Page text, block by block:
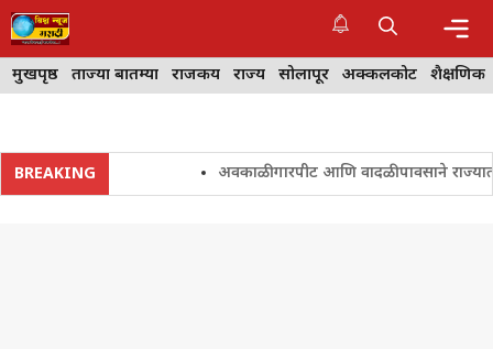
Skip
to
content
मुखपृष्ठ ताज्या बातम्या राजकीय राज्य सोलापूर अक्कलकोट शैक्षणिक
BREAKING अवकाळी गारपीट आणि वादळी पावसाने